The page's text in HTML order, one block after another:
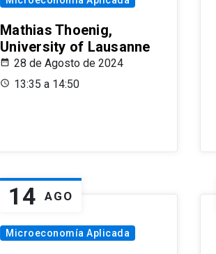
Mathias Thoenig,
University of Lausanne
28 de Agosto de 2024
13:35 a 14:50
14 AGO
Microeconomía Aplicada